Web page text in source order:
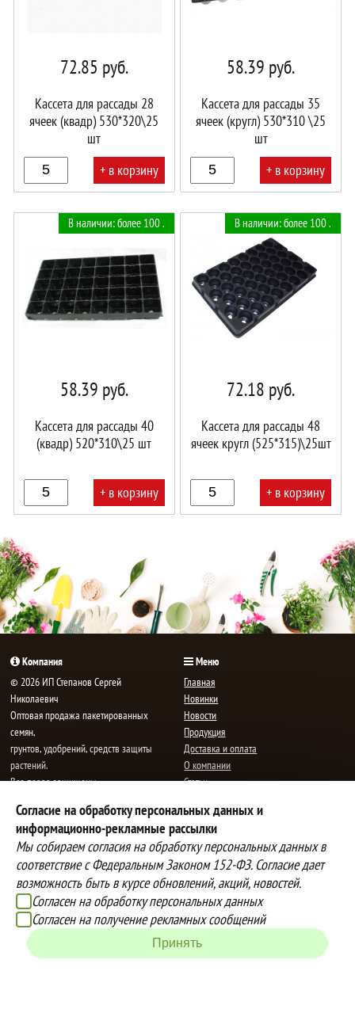
72.85 руб.
Кассета для рассады 28
ячеек (квадр) 530*320\25
шт
+ в корзину
58.39 руб.
Кассета для рассады 35
ячеек (кругл) 530*310 \25
шт
+ в корзину
В наличии: более 100 .
58.39 руб.
Кассета для рассады 40
(квадр) 520*310\25 шт
+ в корзину
корзине!
В наличии: более 100 .
72.18 руб.
Кассета для рассады 48
ячеек кругл (525*315)\25шт
+ в корзину
Согласие на обработку персональных данных и
информационно-рекламные рассылки
Мы собираем согласия на обработку персональных данных в
соответствие с Федеральным Законом 152-ФЗ. Согласие дает
возможность быть в курсе обновлений, акций, новостей.
Согласен на обработку персональных данных
Согласен на получение рекламных сообщений
Принять
Компания
© 2026 ИП Степанов Сергей
Николаевич
Oптовая продажа пакетированных
семян,
грунтов, удобрений, средств защиты
растений.
Все права защищены.
E-mail:mail@semenauspeha.ru
Телефон: +7 (8352) 28-80-34
Адрес: г. Чебоксары, пр. Мира 76 А
Меню
Главная
Новинки
Новости
Продукция
Доставка и оплата
О компании
Статьи
Способы оплаты
Вы можете оплатить покупки
наличными при получении товара,
либо выбрать другой способ оплаты
Инструкция по оплате банковской
Доставка
Наша компания осуществляет
бесплатную
доставку до терминалов транспортных
компаний.